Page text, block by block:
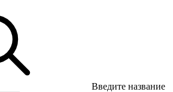
Введите название